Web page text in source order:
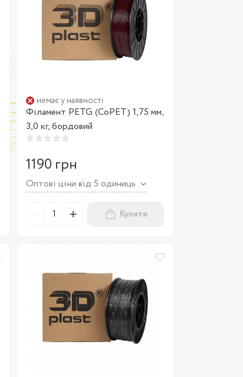
немає у наявності
Філамент PETG (CoPET) 1,75 мм,
3,0 кг, бордовий
1190 грн
Оптові ціни від 5 одиниць
Купити